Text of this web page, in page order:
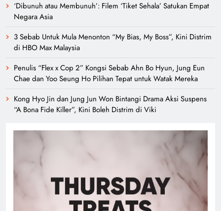
‘Dibunuh atau Membunuh’: Filem ‘Tiket Sehala’ Satukan Empat
Negara Asia
3 Sebab Untuk Mula Menonton “My Bias, My Boss”, Kini Distrim
di HBO Max Malaysia
Penulis “Flex x Cop 2” Kongsi Sebab Ahn Bo Hyun, Jung Eun
Chae dan Yoo Seung Ho Pilihan Tepat untuk Watak Mereka
Kong Hyo Jin dan Jung Jun Won Bintangi Drama Aksi Suspens
“A Bona Fide Killer”, Kini Boleh Distrim di Viki